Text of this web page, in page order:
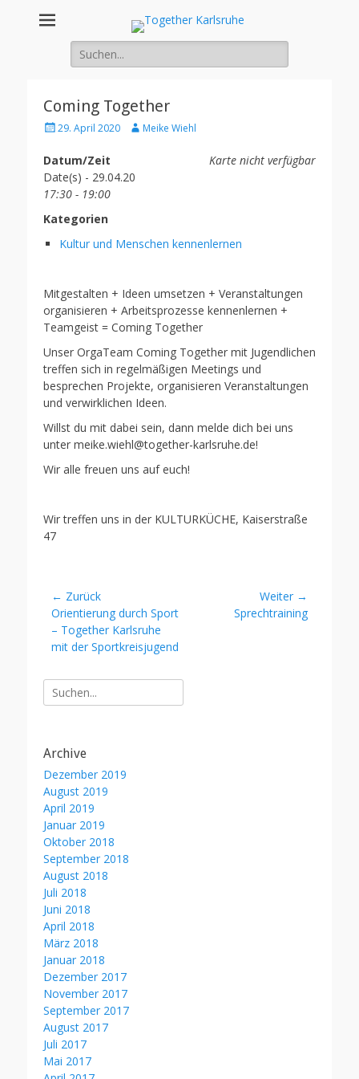
Together
Integration von jungen Menschen mit Fluchterfahrung und
Suche
nach:
Coming Together
Posted29. April 2020 AuthorMeike Wiehl
Karte nicht verfügbar
Datum/Zeit
Date(s) - 29.04.20
17:30 - 19:00
Kategorien
Kultur und Menschen kennenlernen
Mitgestalten + Ideen umsetzen + Veranstaltungen
organisieren + Arbeitsprozesse kennenlernen +
Teamgeist = Coming Together
Unser OrgaTeam Coming Together mit Jugendlichen
treffen sich in regelmäßigen Meetings und
besprechen Projekte, organisieren Veranstaltungen
und verwirklichen Ideen.
Willst du mit dabei sein, dann melde dich bei uns
unter meike.wiehl@together-karlsruhe.de!
Wir alle freuen uns auf euch!
Wir treffen uns in der KULTURKÜCHE, Kaiserstraße
47
Beitragsnavigation
← Zurück
Vorheriger
Beitrag:
Orientierung durch Sport
– Together Karlsruhe
mit der Sportkreisjugend
Weiter →
Sprechtraining
Suche
nach:
Archive
Dezember 2019
August 2019
April 2019
Januar 2019
Oktober 2018
September 2018
August 2018
Juli 2018
Juni 2018
April 2018
März 2018
Januar 2018
Dezember 2017
November 2017
September 2017
August 2017
Juli 2017
Mai 2017